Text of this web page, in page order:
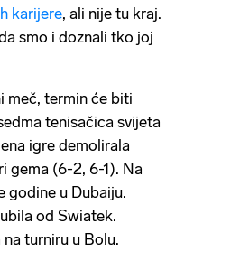
karijere, ali nije tu kraj.
smo i doznali tko joj
meč, termin će biti
tenisačica svijeta
igre demolirala
gema (6-2, 6-1). Na
godine u Dubaiju.
od Swiatek.
turniru u Bolu.